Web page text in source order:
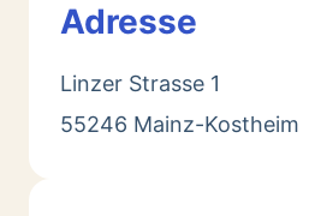
Adresse
Linzer Strasse 1
55246 Mainz-Kostheim